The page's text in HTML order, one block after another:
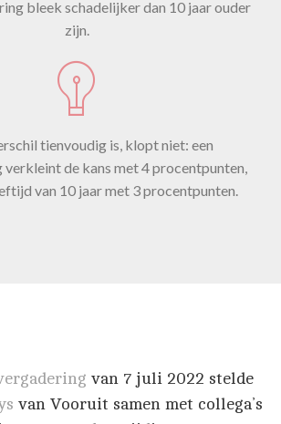
bleek schadelijker dan 10 jaar ouder
zijn.
tienvoudig is, klopt niet: een
de kans met 4 procentpunten,
van 10 jaar met 3 procentpunten.
van 7 juli 2022 stelde
van Vooruit samen met collega’s